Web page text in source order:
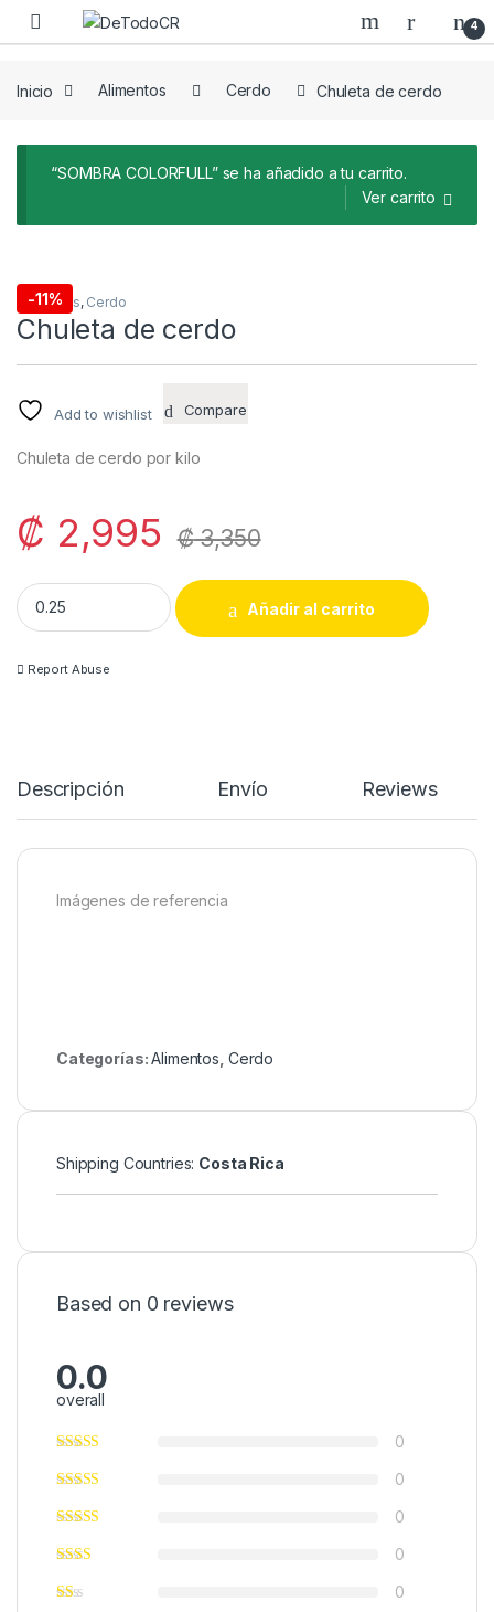
Saltar a Navegar
Saltar al contenido
4
Inicio Alimentos Cerdo Chuleta de cerdo
“SOMBRA COLORFULL” se ha añadido a tu carrito.
Ver carrito
-11%
Alimentos, Cerdo
Chuleta de cerdo
Add to wishlist Compare
Chuleta de cerdo por kilo
₡ 2,995 ₡3,350
Chuleta de cerdo quantity
Añadir al carrito
Report Abuse
Descripción Envío Reviews
Imágenes de referencia
Categorías:Alimentos Cerdo
Shipping Countries: Costa Rica
Based on 0 reviews
0.0
overall
0
0
0
0
0